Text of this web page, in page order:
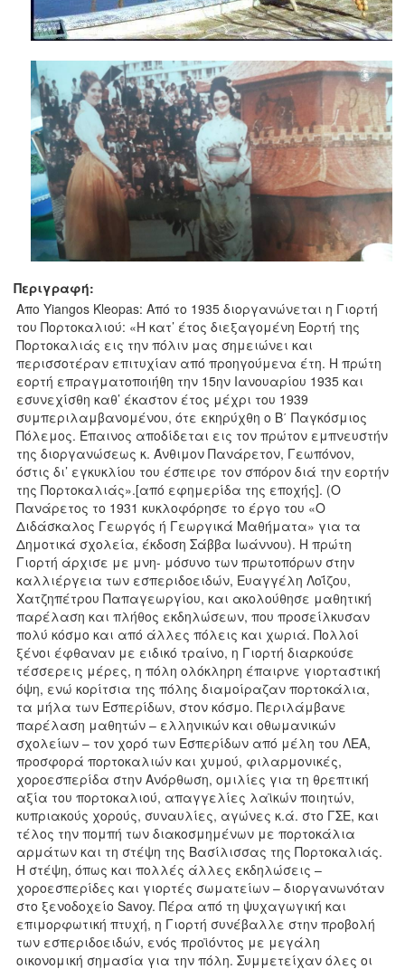
Περιγραφή:
‎Απο Yiangos Kleopas‎: Από το 1935 διοργανώνεται η Γιορτή
του Πορτοκαλιού: «Η κατ’ έτος διεξαγομένη Εορτή της
Πορτοκαλιάς εις την πόλιν μας σημειώνει και
περισσοτέραν επιτυχίαν από προηγούμενα έτη. Η πρώτη
εορτή επραγματοποιήθη την 15ην Ιανουαρίου 1935 και
εσυνεχίσθη καθ’ έκαστον έτος μέχρι του 1939
συμπεριλαμβανομένου, ότε εκηρύχθη ο Β΄ Παγκόσμιος
Πόλεμος. Έπαινος αποδίδεται εις τον πρώτον εμπνευστήν
της διοργανώσεως κ. Άνθιμον Πανάρετον, Γεωπόνον,
όστις δι’ εγκυκλίου του έσπειρε τον σπόρον διά την εορτήν
της Πορτοκαλιάς».[από εφημερίδα της εποχής]. (Ο
Πανάρετος το 1931 κυκλοφόρησε το έργο του «Ο
Διδάσκαλος Γεωργός ή Γεωργικά Μαθήματα» για τα
Δημοτικά σχολεία, έκδοση Σάββα Ιωάννου). Η πρώτη
Γιορτή άρχισε με μνη- μόσυνο των πρωτοπόρων στην
καλλιέργεια των εσπεριδοειδών, Ευαγγέλη Λοΐζου,
Χατζηπέτρου Παπαγεωργίου, και ακολούθησε μαθητική
παρέλαση και πλήθος εκδηλώσεων, που προσείλκυσαν
πολύ κόσμο και από άλλες πόλεις και χωριά. Πολλοί
ξένοι έφθαναν με ειδικό τραίνο, η Γιορτή διαρκούσε
τέσσερεις μέρες, η πόλη ολόκληρη έπαιρνε γιορταστική
όψη, ενώ κορίτσια της πόλης διαμοίραζαν πορτοκάλια,
τα μήλα των Εσπερίδων, στον κόσμο. Περιλάμβανε
παρέλαση μαθητών – ελληνικών και οθωμανικών
σχολείων – τον χορό των Εσπερίδων από μέλη του ΛΕΑ,
προσφορά πορτοκαλιών και χυμού, φιλαρμονικές,
χοροεσπερίδα στην Ανόρθωση, ομιλίες για τη θρεπτική
αξία του πορτοκαλιού, απαγγελίες λαϊκών ποιητών,
κυπριακούς χορούς, συναυλίες, αγώνες κ.ά. στο ΓΣΕ, και
τέλος την πομπή των διακοσμημένων με πορτοκάλια
αρμάτων και τη στέψη της Βασίλισσας της Πορτοκαλιάς.
Η στέψη, όπως και πολλές άλλες εκδηλώσεις –
χοροεσπερίδες και γιορτές σωματείων – διοργανωνόταν
στο ξενοδοχείο Savoy. Πέρα από τη ψυχαγωγική και
επιμορφωτική πτυχή, η Γιορτή συνέβαλλε στην προβολή
των εσπεριδοειδών, ενός προϊόντος με μεγάλη
οικονομική σημασία για την πόλη. Συμμετείχαν όλες οι